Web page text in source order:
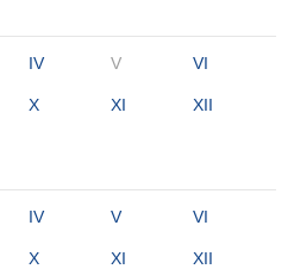
IV V VI
X XI XII
IV V VI
X XI XII